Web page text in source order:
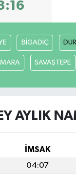
BİGADİÇ
SAVAŞTEPE
AYLIK
İMSAK
04:07